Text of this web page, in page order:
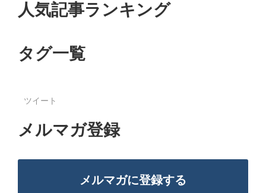
人気記事ランキング
タグ一覧
ツイート
メルマガ登録
メルマガに登録する